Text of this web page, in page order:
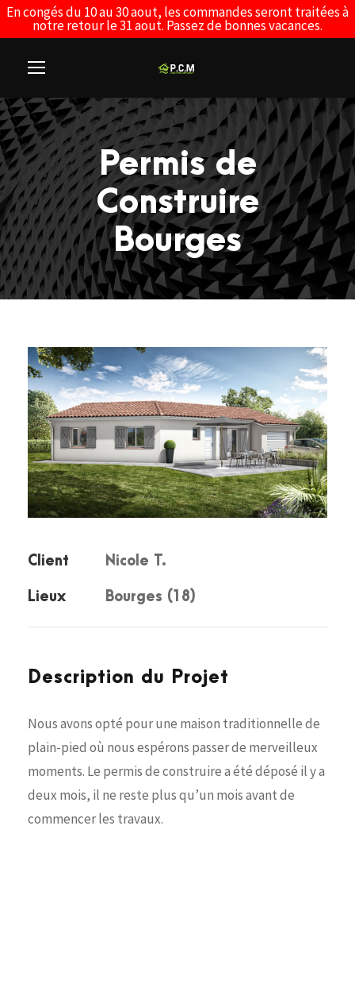
En congés du 10 au 30 aout, les commandes seront traitées à
notre retour le 31 aout. Passez de bonnes vacances.
Permis de
Construire
Bourges
Client Nicole T.
Lieux Bourges (18)
Description du Projet
Nous avons opté pour une maison traditionnelle de
plain-pied où nous espérons passer de merveilleux
moments. Le permis de construire a été déposé il y a
deux mois, il ne reste plus qu’un mois avant de
commencer les travaux.